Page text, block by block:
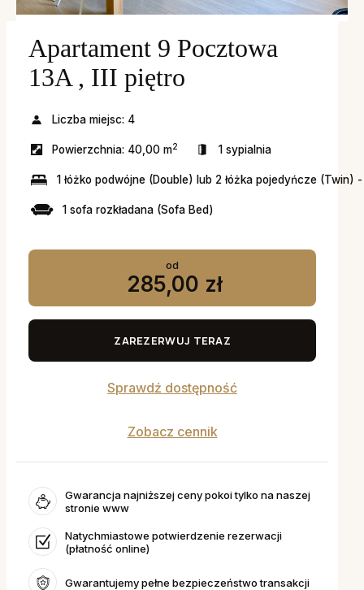
Apartament 9 Pocztowa
13A , III piętro
Liczba miejsc: 4
Powierzchnia: 40,00 m2 1 sypialnia
1 łóżko podwójne (Double) lub 2 łóżka pojedyńcze (Twin)
1 sofa rozkładana (Sofa Bed)
od
285,00 zł
ZAREZERWUJ TERAZ
Sprawdź dostępność
Zobacz cennik
Gwarancja najniższej ceny pokoi tylko na naszej
stronie www
Natychmiastowe potwierdzenie rezerwacji
(płatność online)
Gwarantujemy pełne bezpieczeństwo transakcji